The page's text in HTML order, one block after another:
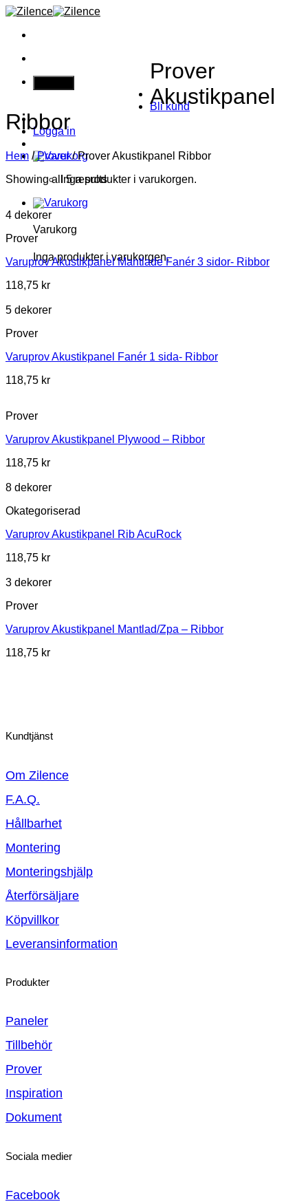
Skip
content
Privatperson
Bli kund
Logga in
Inga produkter i varukorgen.
Varukorg
Inga produkter i varukorgen.
Prover
Akustikpanel
Ribbor
Hem / Prover /Prover Akustikpanel Ribbor
Showing all 5 results
4 dekorer
Prover
Varuprov Akustikpanel Mantlade Fanér 3 sidor- Ribbor
118,75 kr
5 dekorer
Prover
Varuprov Akustikpanel Fanér 1 sida- Ribbor
118,75 kr
Prover
Varuprov Akustikpanel Plywood – Ribbor
118,75 kr
8 dekorer
Okategoriserad
Varuprov Akustikpanel Rib AcuRock
118,75 kr
3 dekorer
Prover
Varuprov Akustikpanel Mantlad/Zpa – Ribbor
118,75 kr
Kundtjänst
Om Zilence
F.A.Q.
Hållbarhet
Montering
Monteringshjälp
Återförsäljare
Köpvillkor
Leveransinformation
Produkter
Paneler
Tillbehör
Prover
Inspiration
Dokument
Sociala medier
Facebook